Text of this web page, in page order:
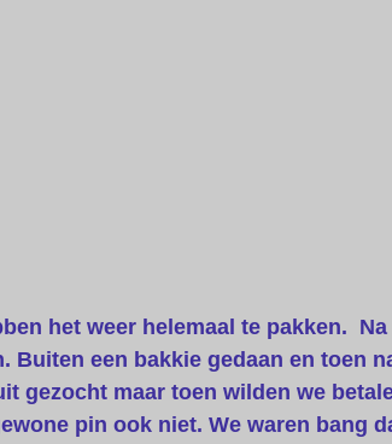
het weer helemaal te pakken.
een bakkie gedaan en toen
gezocht maar toen wilden we
pin ook niet. We waren bang